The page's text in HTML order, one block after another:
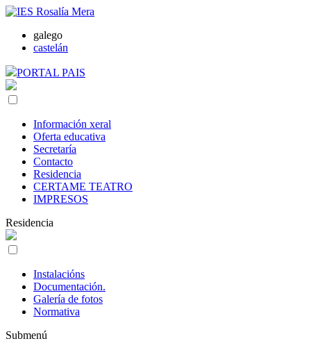
galego
castelán
PORTAL PAIS
Información xeral
Oferta educativa
Secretaría
Contacto
Residencia
CERTAME TEATRO
IMPRESOS
Residencia
Instalacións
Documentación.
Galería de fotos
Normativa
Submenú